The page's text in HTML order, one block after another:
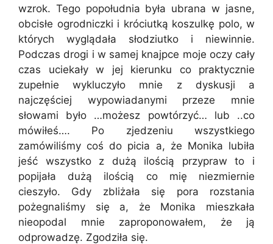
wzrok. Tego popołudnia była ubrana w jasne,
obcisłe ogrodniczki i króciutką koszulkę polo, w
których wyglądała słodziutko i niewinnie.
Podczas drogi i w samej knajpce moje oczy cały
czas uciekały w jej kierunku co praktycznie
zupełnie wykluczyło mnie z dyskusji a
najczęściej wypowiadanymi przeze mnie
słowami było …możesz powtórzyć… lub ..co
mówiłeś…. Po zjedzeniu wszystkiego
zamówiliśmy coś do picia a, że Monika lubiła
jeść wszystko z dużą ilością przypraw to i
popijała dużą ilością co mię niezmiernie
cieszyło. Gdy zbliżała się pora rozstania
pożegnaliśmy się a, że Monika mieszkała
nieopodal mnie zaproponowałem, że ją
odprowadzę. Zgodziła się.